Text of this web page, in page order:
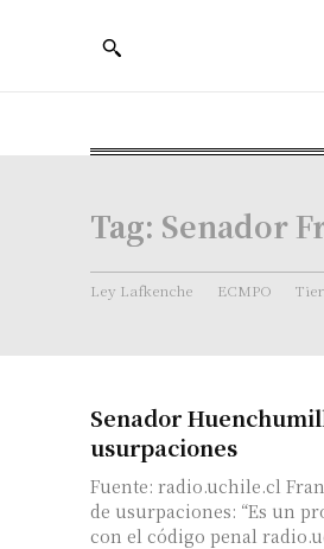
Tag: Senador
Ley Lafkenche ECMPO
Senador
usurpaciones
Fuente: radio.uchile.cl
de usurpaciones: “Es un
con el código penal